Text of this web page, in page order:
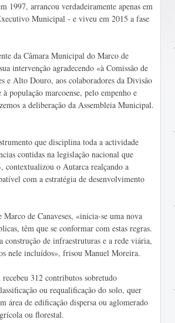
1997, arrancou verdadeiramente apenas em
Municipal - e viveu em 2015 a fase
da Câmara Municipal do Marco de
intervenção agradecendo «à Comissão de
e Alto Douro, aos colaboradores da Divisão
população marcoense, pelo empenho e
a deliberação da Assembleia Municipal.
que disciplina toda a actividade
contidas na legislação nacional que
contextualizou o Autarca realçando a
com a estratégia de desenvolvimento
de Canaveses, «inicia-se uma nova
têm que se conformar com estas regras.
construção de infraestruturas e a rede viária,
nele incluídos», frisou Manuel Moreira.
312 contributos sobretudo
ou requalificação do solo, quer
área de edificação dispersa ou aglomerado
ou florestal.